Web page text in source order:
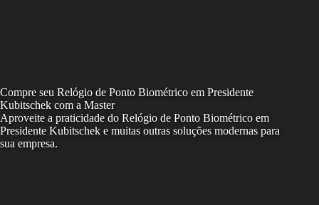
Compre seu Relógio de Ponto Biométrico em Presidente
Kubitschek com a Master
Aproveite a praticidade do Relógio de Ponto Biométrico em
Presidente Kubitschek e muitas outras soluções modernas para
sua empresa.